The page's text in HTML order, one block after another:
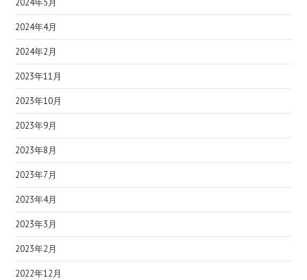
2024年5月
2024年4月
2024年2月
2023年11月
2023年10月
2023年9月
2023年8月
2023年7月
2023年4月
2023年3月
2023年2月
2022年12月